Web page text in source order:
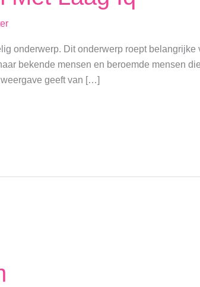
onderwerp. Dit onderwerp roept
bekende mensen en beroemde mensen
geeft van […]